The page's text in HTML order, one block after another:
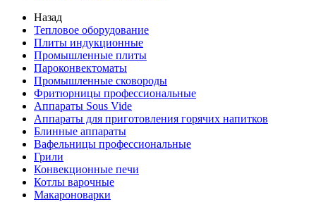
Назад
Тепловое оборудование
Плиты индукционные
Промышленные плиты
Пароконвектоматы
Промышленные сковороды
Фритюрницы профессиональные
Аппараты Sous Vide
Аппараты для приготовления горячих напитков
Блинные аппараты
Вафельницы профессиональные
Грили
Конвекционные печи
Котлы варочные
Макароноварки